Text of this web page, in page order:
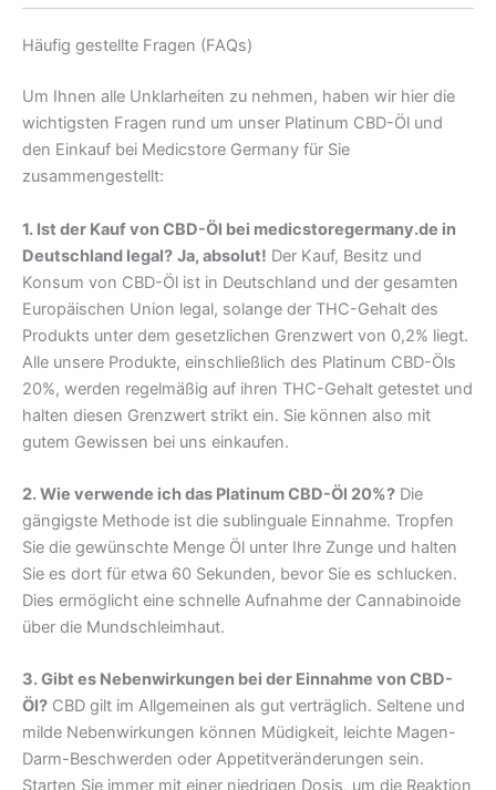
Häufig gestellte Fragen (FAQs)
Um Ihnen alle Unklarheiten zu nehmen, haben wir hier die
wichtigsten Fragen rund um unser Platinum CBD-Öl und
den Einkauf bei Medicstore Germany für Sie
zusammengestellt:
1. Ist der Kauf von CBD-Öl bei medicstoregermany.de in
Deutschland legal? Ja, absolut! Der Kauf, Besitz und
Konsum von CBD-Öl ist in Deutschland und der gesamten
Europäischen Union legal, solange der THC-Gehalt des
Produkts unter dem gesetzlichen Grenzwert von 0,2% liegt.
Alle unsere Produkte, einschließlich des Platinum CBD-Öls
20%, werden regelmäßig auf ihren THC-Gehalt getestet und
halten diesen Grenzwert strikt ein. Sie können also mit
gutem Gewissen bei uns einkaufen.
2. Wie verwende ich das Platinum CBD-Öl 20%? Die
gängigste Methode ist die sublinguale Einnahme. Tropfen
Sie die gewünschte Menge Öl unter Ihre Zunge und halten
Sie es dort für etwa 60 Sekunden, bevor Sie es schlucken.
Dies ermöglicht eine schnelle Aufnahme der Cannabinoide
über die Mundschleimhaut.
3. Gibt es Nebenwirkungen bei der Einnahme von CBD-
Öl? CBD gilt im Allgemeinen als gut verträglich. Seltene und
milde Nebenwirkungen können Müdigkeit, leichte Magen-
Darm-Beschwerden oder Appetitveränderungen sein.
Starten Sie immer mit einer niedrigen Dosis, um die Reaktion